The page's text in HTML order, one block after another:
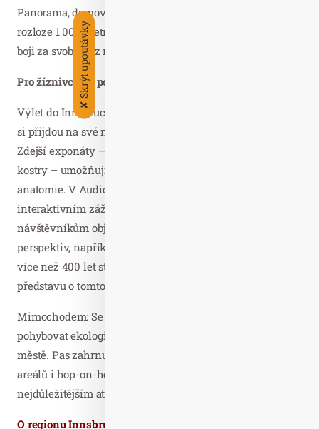
Panorama, domov obřího panoramatického obrazu o
rozloze 1 000 metrů čtverečních, se věnuje tyrolskému
boji za svobodu z různých úhlů pohledu.
Pro žíznivce po poznání
Výlet do Innsbrucku se vyplatí i zájemcům o vědu, kteří
si přijdou na své mimo jiné v Anatomickém muzeu.
Zdejší exponáty – mezi nimiž jsou i skutečné lidské
kostry – umožňují vzrušující nahlédnutí do práce
anatomie. V Audioversu se naopak poslech stává
interaktivním zážitkem: hlavní expozice umožňuje
návštěvníkům objevovat lidský sluch z několika
perspektiv, například pomocí 3D navigace uchem. A ve
více než 400 let staré zvonovně Grassmayr získáte
představu o tomto prastarém řemesle.
Mimochodem: Se SKI plus CITY Pasem se můžete
pohybovat ekologicky a flexibilně jak na horách, tak ve
městě. Pas zahrnuje autobusy do dvanácti lyžařských
areálů i hop-on-hop-off autobus Sightseer, který jezdí k
nejdůležitějším atrakcím Innsbrucku.
O regionu Innsbruck
✘
Skrýt upoutávky